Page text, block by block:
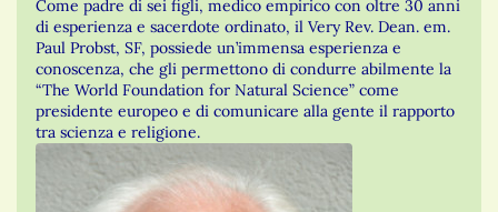
Come padre di sei figli, medico empirico con oltre 30 anni
di esperienza e sacerdote ordinato, il Very Rev. Dean. em.
Paul Probst, SF, possiede un’immensa esperienza e
conoscenza, che gli permettono di condurre abilmente la
“The World Foundation for Natural Science” come
presidente europeo e di comunicare alla gente il rapporto
tra scienza e religione.